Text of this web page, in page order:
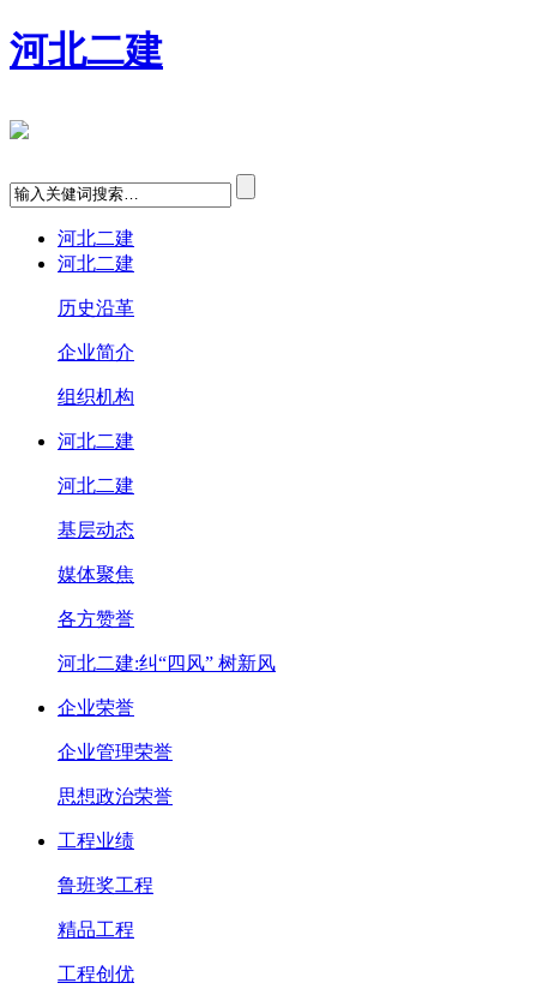
河北二建
河北二建
河北二建
历史沿革
企业简介
组织机构
河北二建
河北二建
基层动态
媒体聚焦
各方赞誉
河北二建:纠“四风” 树新风
企业荣誉
企业管理荣誉
思想政治荣誉
工程业绩
鲁班奖工程
精品工程
工程创优